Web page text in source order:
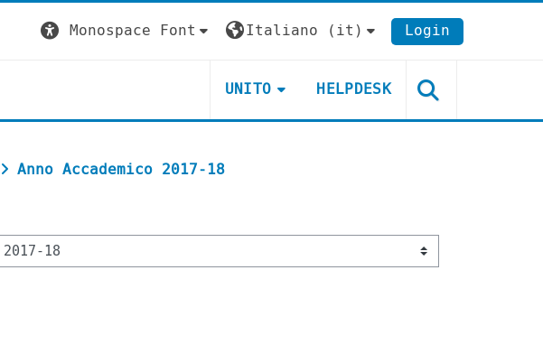
Monospace Font
Italiano ‎(it)‎ Login
UNITO HELPDESK
Anno Accademico 2017-18